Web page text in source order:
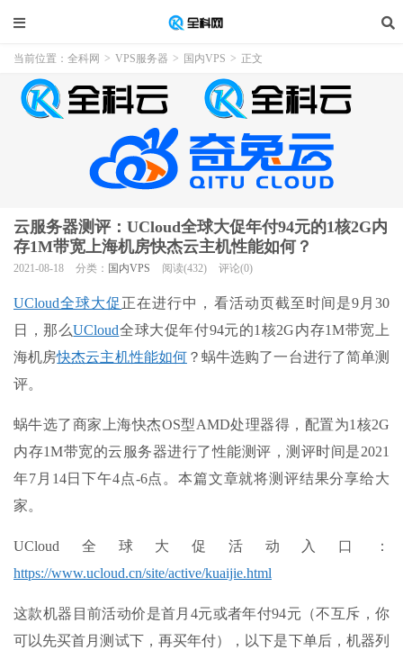
当前位置： 全科网 > VPS服务器 > 国内VPS > 正文
云服务器测评：UCloud全球大促年付94元的1核2G内
存1M带宽上海机房快杰云主机性能如何？
2021-08-18 分类： 国内VPS 阅读(432) 评论(0)
UCloud全球大促 正在进行中，看活动页截至时间是9月30
日，那么UCloud全球大促年付94元的1核2G内存1M带宽上
海机房快杰云主机性能如何？蜗牛选购了一台进行了简单测
评。
蜗牛选了商家上海快杰OS型AMD处理器得，配置为1核2G
内存1M带宽的云服务器进行了性能测评，测评时间是2021
年7月14日下午4点-6点。本篇文章就将测评结果分享给大
家。
UCloud全球大促活动入口：
https://www.ucloud.cn/site/active/kuaijie.html
这款机器目前活动价是首月4元或者年付94元（不互斥，你
可以先买首月测试下，再买年付），以下是下单后，机器列